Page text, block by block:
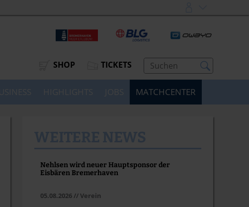
SHOP TICKETS
MATCHCENTER
Nehlsen wird neuer Hauptsponsor der
Eisbären Bremerhaven
05.08.2026 // Verein